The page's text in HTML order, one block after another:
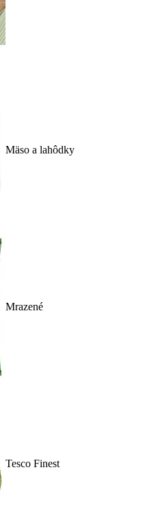
Mäso a lahôdky
Mrazené
Tesco Finest